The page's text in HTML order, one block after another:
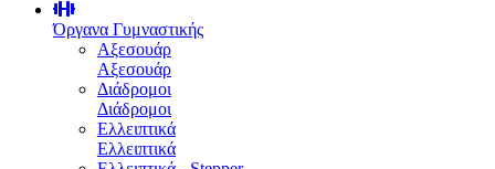
Όργανα Γυμναστικής
Αξεσουάρ
Αξεσουάρ
Διάδρομοι
Διάδρομοι
Ελλειπτικά
Ελλειπτικά